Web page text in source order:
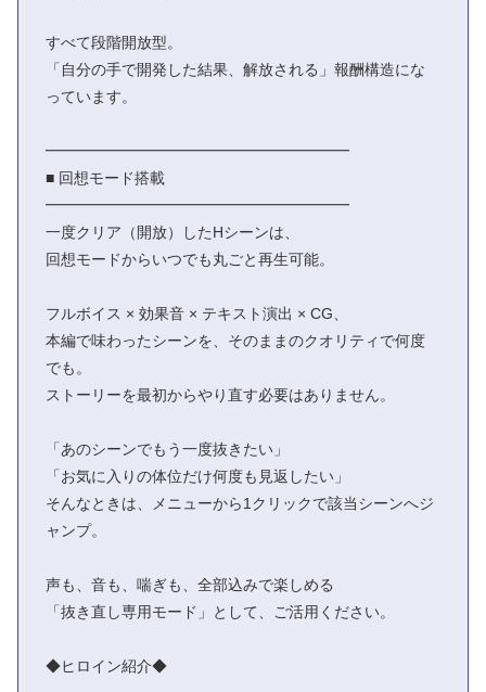
すべて段階開放型。
「自分の手で開発した結果、解放される」報酬構造にな
っています。
━━━━━━━━━━━━━━━━━━━━
■ 回想モード搭載
━━━━━━━━━━━━━━━━━━━━
一度クリア（開放）したHシーンは、
回想モードからいつでも丸ごと再生可能。
フルボイス × 効果音 × テキスト演出 × CG、
本編で味わったシーンを、そのままのクオリティで何度
でも。
ストーリーを最初からやり直す必要はありません。
「あのシーンでもう一度抜きたい」
「お気に入りの体位だけ何度も見返したい」
そんなときは、メニューから1クリックで該当シーンへジ
ャンプ。
声も、音も、喘ぎも、全部込みで楽しめる
「抜き直し専用モード」として、ご活用ください。
◆ヒロイン紹介◆